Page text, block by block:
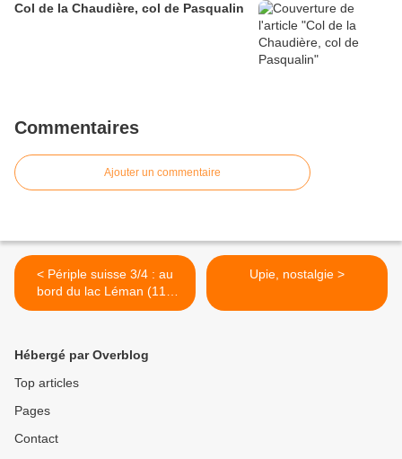
Col de la Chaudière, col de Pasqualin
Commentaires
Ajouter un commentaire
< Périple suisse 3/4 : au
bord du lac Léman (117
km)
Upie, nostalgie >
Hébergé par Overblog
Top articles
Pages
Contact